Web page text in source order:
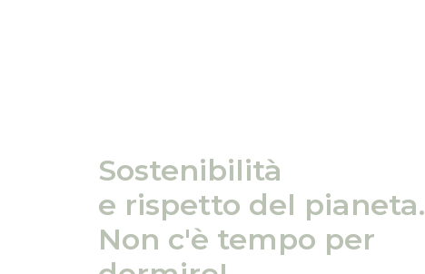
Sostenibilità
e rispetto del pianeta.
Non c'è tempo per